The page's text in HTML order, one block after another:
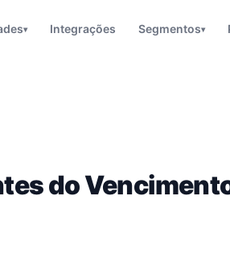
▾ Integrações Segmentos▾
do